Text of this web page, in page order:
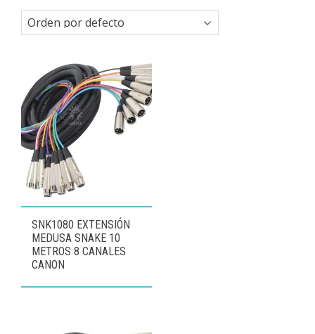
SNK1080 EXTENSIÓN
MEDUSA SNAKE 10
METROS 8 CANALES
CANON